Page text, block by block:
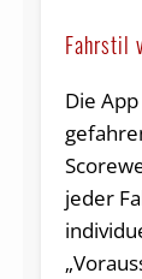
Fahrstil
Die
jeder